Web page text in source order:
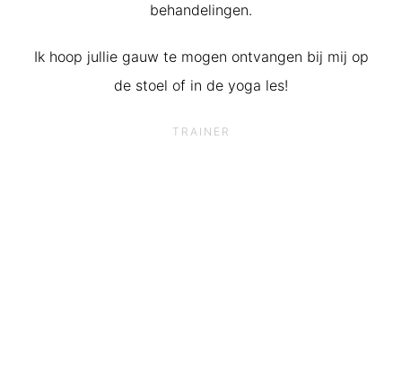
behandelingen.
Ik hoop jullie gauw te mogen ontvangen bij mij op
de stoel of in de yoga les!
TRAINER